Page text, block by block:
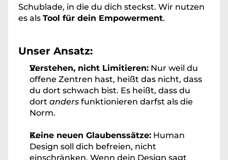
Schublade, in die du dich steckst. Wir nutzen
es als Tool für dein Empowerment.
Unser Ansatz:
Verstehen, nicht Limitieren: Nur weil du
offene Zentren hast, heißt das nicht, dass
du dort schwach bist. Es heißt, dass du
dort anders funktionieren darfst als die
Norm.
Keine neuen Glaubenssätze: Human
Design soll dich befreien, nicht
einschränken. Wenn dein Design sagt